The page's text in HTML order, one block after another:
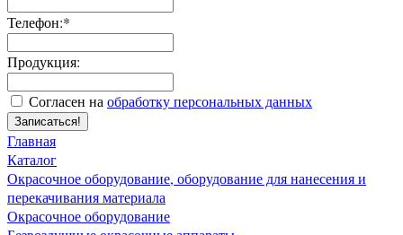
Телефон:*
Продукция:
Согласен на обработку персональных данных
Записаться!
Главная
Каталог
Окрасочное оборудование, оборудование для нанесения и
перекачивания материала
Окрасочное оборудование